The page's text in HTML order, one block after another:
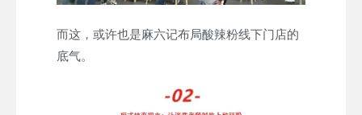
而这，或许也是麻六记布局酸辣粉线下门店的
底气。